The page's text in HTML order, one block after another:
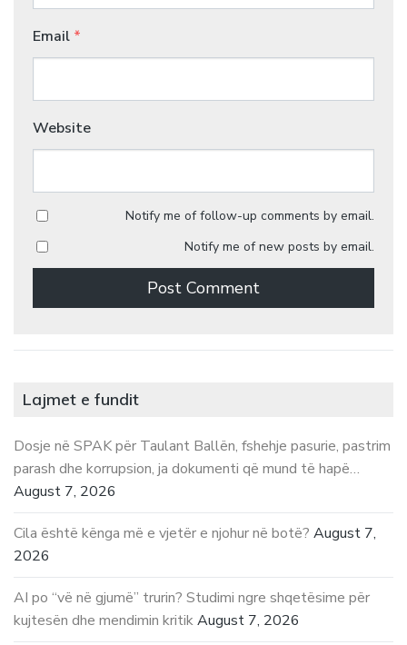
Email *
Website
Notify me of follow-up comments by email.
Notify me of new posts by email.
Lajmet e fundit
Dosje në SPAK për Taulant Ballën, fshehje pasurie, pastrim
parash dhe korrupsion, ja dokumenti që mund të hapë…
August 7, 2026
Cila është kënga më e vjetër e njohur në botë? August 7,
2026
AI po “vë në gjumë” trurin? Studimi ngre shqetësime për
kujtesën dhe mendimin kritikAugust 7, 2026